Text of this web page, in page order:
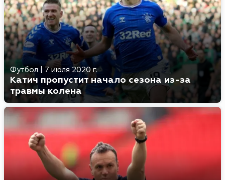
Футбол 7 июля 2020 г.
Катич пропустит начало сезона из-за
травмы колена